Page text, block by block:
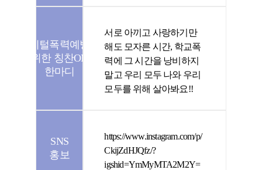
디지털폭력예방을
위한 칭찬ON
한마디
서로 아끼고 사랑하기만
해도 모자른 시간, 학교폭
력에 그 시간을 낭비하지
말고 우리 모두 나와 우리
모두를 위해 살아봐요!!
SNS
홍보
https://www.instagram.com/p/
CkijZdHJQfz/?
igshid=YmMyMTA2M2Y=